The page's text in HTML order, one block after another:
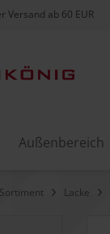
Versand ab 60 EUR
Außenbereich
Sortiment Lacke